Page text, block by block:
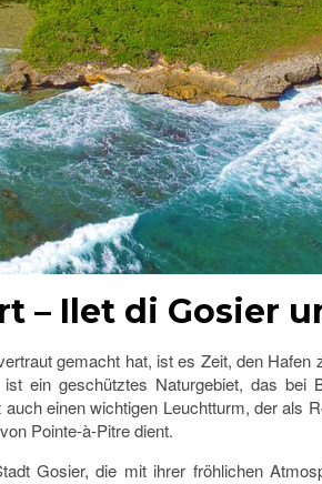
– Ilet di Gosier
gemacht hat, ist es Zeit, den
ein geschütztes Naturgebiet, das
einen wichtigen Leuchtturm, der als
Pointe-à-Pitre dient.
Gosier, die mit ihrer fröhlichen